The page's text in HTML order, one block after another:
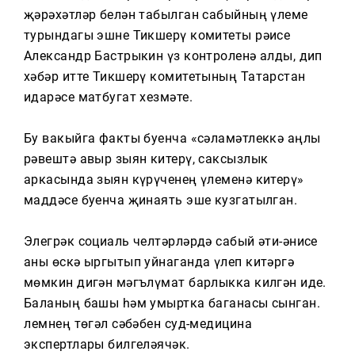
җәрәхәтләр белән табылган сабыйның үлеме
турындагы эшне Тикшерү комитеты рәисе
Александр Бастрыкин үз контроленә алды, дип
хәбәр итте Тикшерү комитетының Татарстан
идарәсе матбугат хезмәте.
Бу вакыйга факты буенча «сәламәтлеккә аңлы
рәвештә авыр зыян китерү, саксызлык
аркасында зыян күрүченең үлеменә китерү»
маддәсе буенча җинаять эше кузгатылган.
Элегрәк социаль челтәрләрдә сабый әти-әнисе
аны өскә ыргытып уйнаганда үлеп китәргә
мөмкин дигән мәгълүмат барлыкка килгән иде.
Баланың башы һәм умыртка баганасы сынган.
Үлемнең төгәл сәбәбен суд-медицина
экспертлары билгеләячәк.